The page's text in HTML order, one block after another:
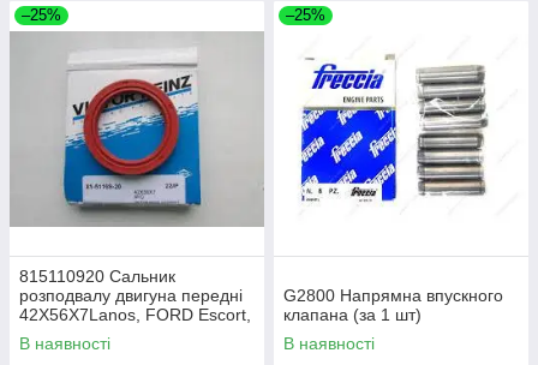
–25%
815110920 Сальник
розподвалу двигуна передні
42X56X7Lanos, FORD Escort,
Granada, Orion, Sierra, Transit
(Reinz)
В наявності
–25%
G2800 Напрямна впускного
клапана (за 1 шт)
В наявності